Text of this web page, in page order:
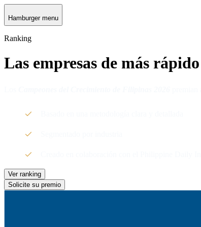
Hamburger menu
Ranking
Las empresas de más
Ver ranking
Solicite su premio